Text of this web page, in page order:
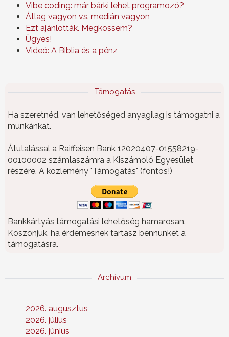
Vibe coding: már bárki lehet programozó?
Átlag vagyon vs. medián vagyon
Ezt ajánlották. Megkössem?
Ügyes!
Videó: A Biblia és a pénz
Támogatás
Ha szeretnéd, van lehetőséged anyagilag is támogatni a
munkánkat.
Átutalással a Raiffeisen Bank 12020407-01558219-
00100002 számlaszámra a Kiszámoló Egyesület
részére. A közlemény "Támogatás" (fontos!)
Bankkártyás támogatási lehetőség hamarosan.
Köszönjük, ha érdemesnek tartasz bennünket a
támogatásra.
Archívum
2026. augusztus
2026. július
2026. június